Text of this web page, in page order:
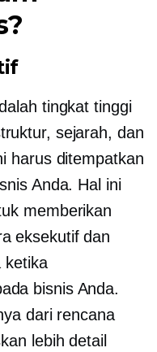
tingkat tinggi
sejarah, dan
harus ditempatkan
Anda. Hal ini
memberikan
eksekutif dan
ketika
bisnis Anda.
dari rencana
lebih detail